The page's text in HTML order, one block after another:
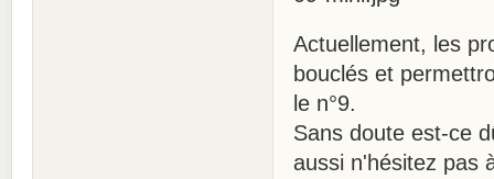
Actuellement, les
bouclés et
le n°9.
Sans doute est-ce
aussi n'hésitez pas